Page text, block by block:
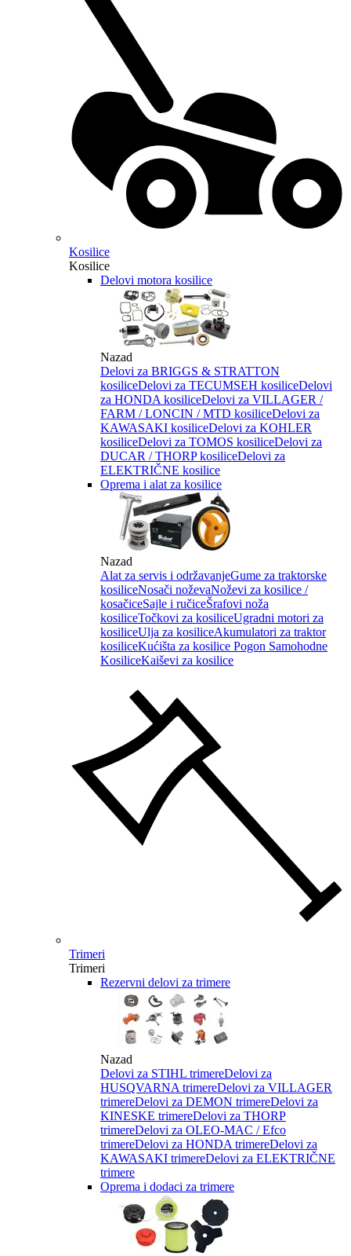
Kosilice
Kosilice
Delovi motora kosilice
Nazad
Delovi za BRIGGS & STRATTON
kosiliceDelovi za TECUMSEH kosiliceDelovi
za HONDA kosiliceDelovi za VILLAGER /
FARM / LONCIN / MTD kosiliceDelovi za
KAWASAKI kosiliceDelovi za KOHLER
kosiliceDelovi za TOMOS kosiliceDelovi za
DUCAR / THORP kosiliceDelovi za
ELEKTRIČNE kosilice
Oprema i alat za kosilice
Nazad
Alat za servis i održavanjeGume za traktorske
kosiliceNosači noževaNoževi za kosilice /
kosačiceSajle i ručiceŠrafovi noža
kosiliceTočkovi za kosiliceUgradni motori za
kosiliceUlja za kosiliceAkumulatori za traktor
kosiliceKućišta za kosilice Pogon Samohodne
KosiliceKaiševi za kosilice
Trimeri
Trimeri
Rezervni delovi za trimere
Nazad
Delovi za STIHL trimereDelovi za
HUSQVARNA trimereDelovi za VILLAGER
trimereDelovi za DEMON trimereDelovi za
KINESKE trimereDelovi za THORP
trimereDelovi za OLEO-MAC / Efco
trimereDelovi za HONDA trimereDelovi za
KAWASAKI trimereDelovi za ELEKTRIČNE
trimere
Oprema i dodaci za trimere